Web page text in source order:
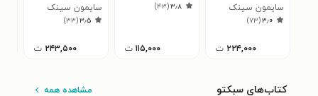
سایمون سینک
۳٫۰(۷۳)
۲۲۴,۰۰۰ ت
۳٫۸(۴۳)
۱۱۵,۰۰۰ ت
سایمون سینک
۳٫۵(۳۳)
۲۴۳,۵۰۰ ت
کتاب‌های سبکتو مشاهده همه